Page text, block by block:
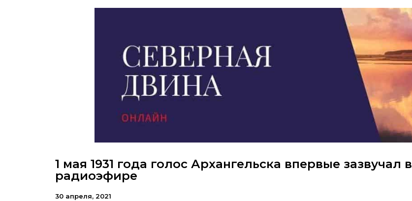
1 мая 1931 года голос Архангельска впервые зазвучал в
радиоэфире
30 апреля, 2021